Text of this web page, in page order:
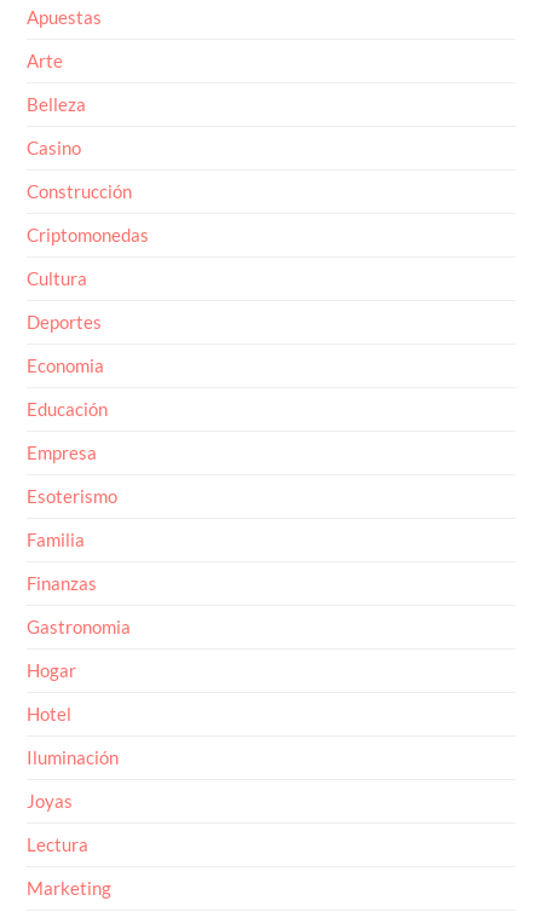
Apuestas
Arte
Belleza
Casino
Construcción
Criptomonedas
Cultura
Deportes
Economia
Educación
Empresa
Esoterismo
Familia
Finanzas
Gastronomia
Hogar
Hotel
Iluminación
Joyas
Lectura
Marketing